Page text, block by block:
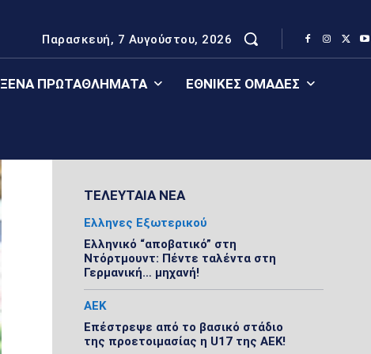
Παρασκευή, 7 Αυγούστου, 2026
ΞΈΝΑ ΠΡΩΤΑΘΛΉΜΑΤΑ ΕΘΝΙΚΈΣ ΟΜΆΔΕΣ
ΤΕΛΕΥΤΑΙΑ ΝΕΑ
Ελληνες Εξωτερικού
Ελληνικό “αποβατικό” στη
Ντόρτμουντ: Πέντε ταλέντα στη
Γερμανική… μηχανή!
ΑΕΚ
Επέστρεψε από το βασικό στάδιο
της προετοιμασίας η U17 της ΑΕΚ!